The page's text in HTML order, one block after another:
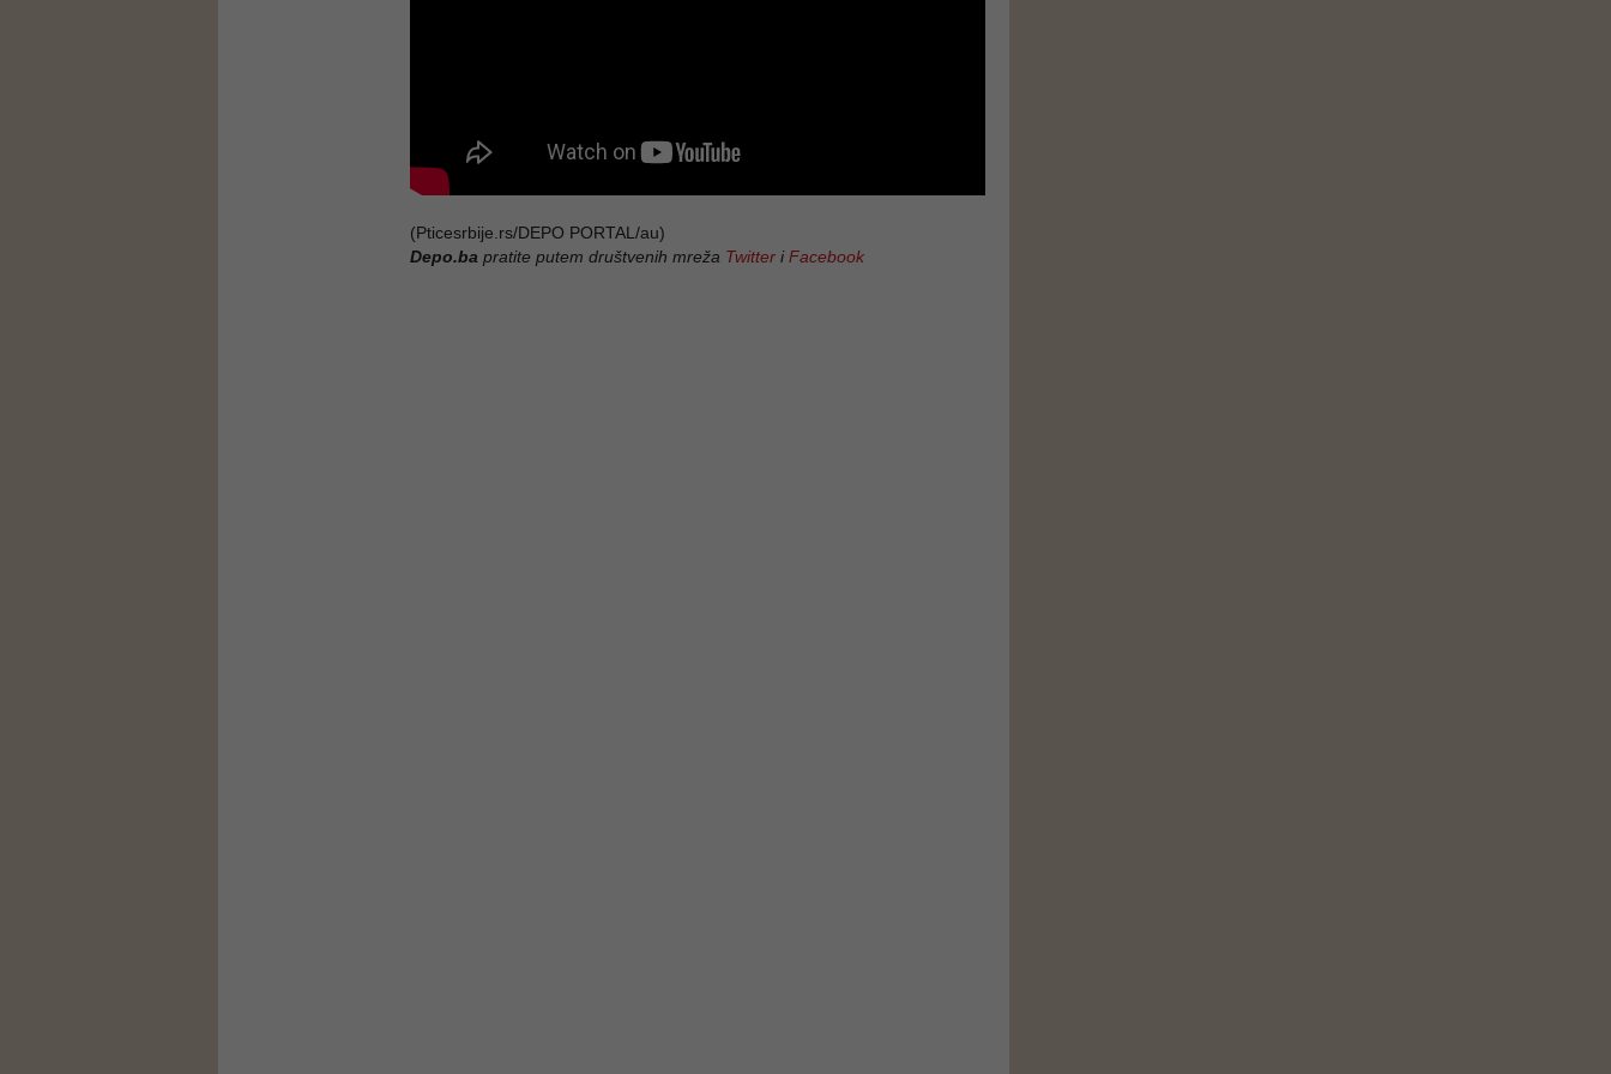
(Pticesrbije.rs/DEPO PORTAL/au)
Depo.ba pratite putem društvenih mreža Twitter iFacebook